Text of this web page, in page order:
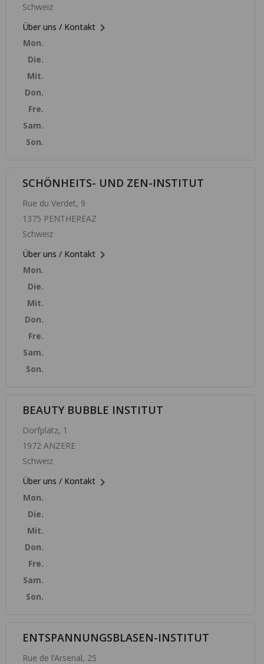
Schweiz
Über uns / Kontakt 
Mon.
Die.
Mit.
Don.
Fre.
Sam.
Son.
SCHÖNHEITS- UND ZEN-INSTITUT
Rue du Verdet, 9
1375 PENTHEREAZ
Schweiz
Über uns / Kontakt 
Mon.
Die.
Mit.
Don.
Fre.
Sam.
Son.
BEAUTY BUBBLE INSTITUT
Dorfplatz, 1
1972 ANZERE
Schweiz
Über uns / Kontakt 
Mon.
Die.
Mit.
Don.
Fre.
Sam.
Son.
ENTSPANNUNGSBLASEN-INSTITUT
Rue de l’Arsenal, 25